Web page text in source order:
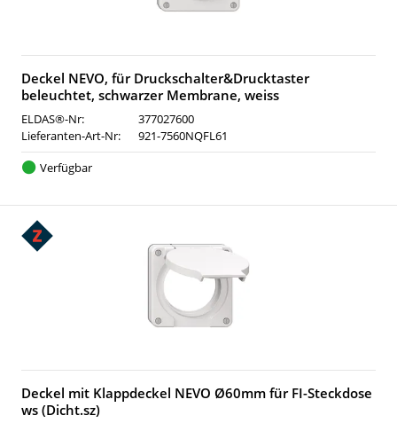
Deckel NEVO, für Druckschalter&Drucktaster
beleuchtet, schwarzer Membrane, weiss
ELDAS®-Nr:
377027600
Lieferanten-Art-Nr:
921-7560NQFL61
Verfügbar
Deckel mit Klappdeckel NEVO Ø60mm für FI-Steckdose
ws (Dicht.sz)